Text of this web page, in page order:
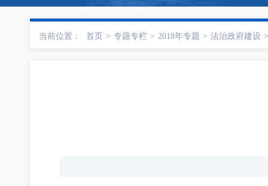
当前位置： 首页 > 专题专栏 > 2018年专题 > 法治政府建设 >